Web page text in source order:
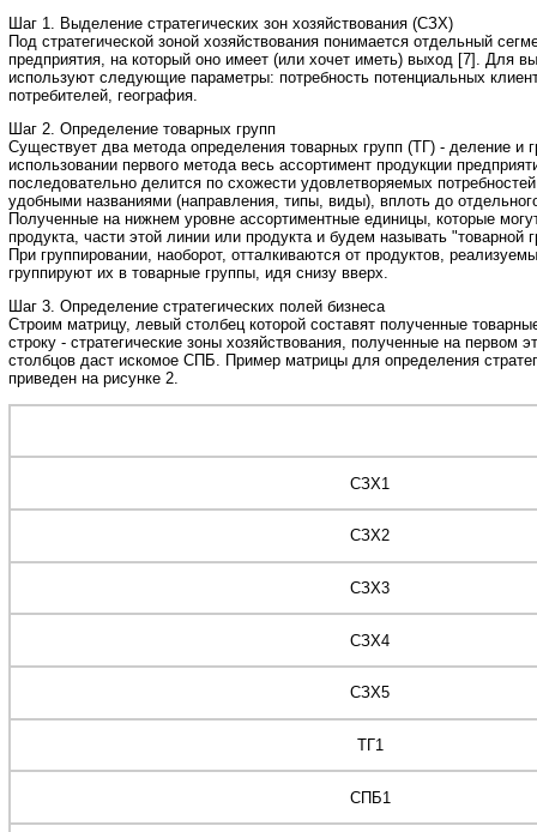
Шаг 1. Выделение стратегических зон хозяйствования (СЗХ)
Под стратегической зоной хозяйствования понимается отдельный
предприятия, на который оно имеет (или хочет иметь) выход [7]. Для
используют следующие параметры: потребность потенциальных
потребителей, география.
Шаг 2. Определение товарных групп
Существует два метода определения товарных групп (ТГ) - деление и
использовании первого метода весь ассортимент продукции
последовательно делится по схожести удовлетворяемых
удобными названиями (направления, типы, виды), вплоть до
Полученные на нижнем уровне ассортиментные единицы, которые
продукта, части этой линии или продукта и будем называть "товарной
При группировании, наоборот, отталкиваются от продуктов,
группируют их в товарные группы, идя снизу вверх.
Шаг 3. Определение стратегических полей бизнеса
Строим матрицу, левый столбец которой составят полученные
строку - стратегические зоны хозяйствования, полученные на первом
столбцов даст искомое СПБ. Пример матрицы для определения
приведен на рисунке 2.
СЗХ1
СЗХ2
СЗХ3
СЗХ4
СЗХ5
ТГ1
СПБ1